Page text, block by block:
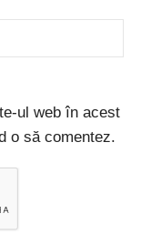
ul web în acest
o să comentez.